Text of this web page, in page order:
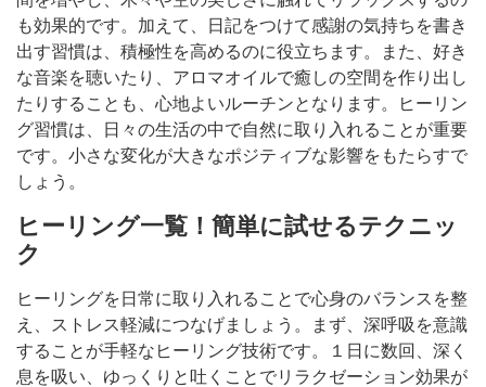
も効果的です。加えて、日記をつけて感謝の気持ちを書き
出す習慣は、積極性を高めるのに役立ちます。また、好き
な音楽を聴いたり、アロマオイルで癒しの空間を作り出し
たりすることも、心地よいルーチンとなります。ヒーリン
グ習慣は、日々の生活の中で自然に取り入れることが重要
です。小さな変化が大きなポジティブな影響をもたらすで
しょう。
ヒーリング一覧！簡単に試せるテクニッ
ク
ヒーリングを日常に取り入れることで心身のバランスを整
え、ストレス軽減につなげましょう。まず、深呼吸を意識
することが手軽なヒーリング技術です。１日に数回、深く
息を吸い、ゆっくりと吐くことでリラクゼーション効果が